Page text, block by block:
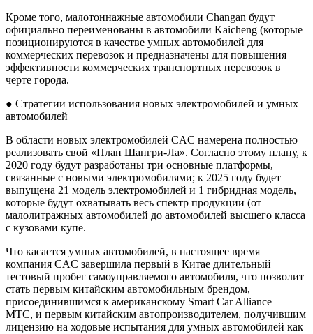
Кроме того, малотоннажные автомобили Changan будут
официально переименованы в автомобили Kaicheng (которые
позиционируются в качестве умных автомобилей для
коммерческих перевозок и предназначены для повышения
эффективности коммерческих транспортных перевозок в
черте города.
● Стратегии использования новых электромобилей и умных
автомобилей
В области новых электромобилей CAC намерена полностью
реализовать свой «План Шангри-Ла». Согласно этому плану, к
2020 году будут разработаны три основные платформы,
связанные с новыми электромобилями; к 2025 году будет
выпущена 21 модель электромобилей и 1 гибридная модель,
которые будут охватывать весь спектр продукции (от
малолитражных автомобилей до автомобилей высшего класса
с кузовами купе.
Что касается умных автомобилей, в настоящее время
компания CAC завершила первый в Китае длительный
тестовый пробег самоуправляемого автомобиля, что позволит
стать первым китайским автомобильным брендом,
присоединившимся к американскому Smart Car Alliance —
MTC, и первым китайским автопроизводителем, получившим
лицензию на ходовые испытания для умных автомобилей как